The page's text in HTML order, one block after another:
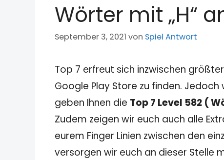
Wörter mit „H“
September 3, 2021 von Spiel Antwort
Top 7 erfreut sich inzwischen
Google Play Store zu finden.
geben Ihnen die Top 7 Level 582 (
Zudem zeigen wir euch auch alle
eurem Finger Linien zwischen den
versorgen wir euch an dieser Stelle